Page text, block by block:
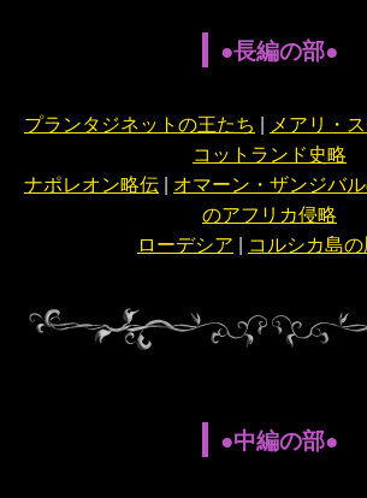
●長編の部●
プランタジネットの王たち | メアリ・
コットランド史略
ナポレオン略伝 | オマーン・ザンジバ
のアフリカ侵略
ローデシア | コルシカ島
●中編の部●